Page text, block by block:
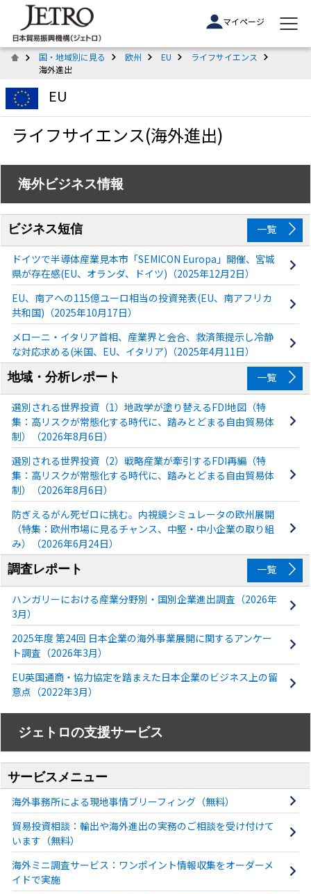
マイページ
国・地域別に見る 欧州 EU
ライフサイエンス
海外進出
EU
ライフサイエンス(海外進出)
海外ビジネス情報
ビジネス短信 一覧
ドイツで半導体産業見本市「SEMICON Europa」開催、宮城
県が存在感(EU、オランダ、ドイツ)（2025年12月2日）
EU、南アへの115億ユーロ相当の投資発表(EU、南アフリカ
共和国)（2025年10月17日）
メローニ・イタリア首相、産業界と会合、救済策提示し冷静
な対応求める(米国、EU、イタリア)（2025年4月11日）
地域・分析レポート
一覧
選別される世界投資（1）地政学が塗り替えるFDI地図（特
集：高リスクが常態化する時代に、踏みとどまる自由貿易体
制）（2026年8月6日）
選別される世界投資（2）戦略産業が牽引するFDI再編（特
集：高リスクが常態化する時代に、踏みとどまる自由貿易体
制）（2026年8月6日）
防ぎえるがん死ゼロに挑む。内視鏡シミュレータの欧州展開
（特集：欧州市場に見るチャンス、中堅・中小企業の取り組
み）（2026年6月24日）
調査レポート
一覧
ハンガリーにおける産業分野別・国別企業進出調査（2026年
3月）
2025年度 第24回 日本企業の海外事業展開に関するアンケー
ト調査（2026年3月）
EU英国通商・協力協定を踏まえた日本企業のビジネス上の留
意点（2022年3月）
ジェトロの支援サービス
サービスメニュー
海外事務所による現地事情ブリーフィング（無料）
貿易投資相談：輸出や海外進出の実務のご相談を受け付けて
います（無料）
海外ミニ調査サービス：ワンポイント情報収集をオーダーメ
イドで実施